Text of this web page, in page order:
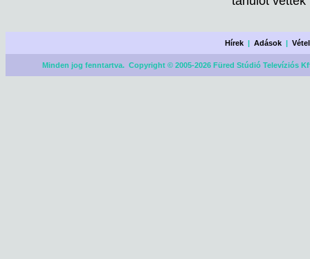
Hírek |Adások |
Minden jog fenntartva. Copyright © 2005-2026 Füred Stúdió Televíziós